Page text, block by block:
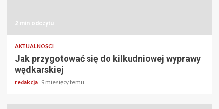
2 min odczytu
AKTUALNOŚCI
Jak przygotować się do kilkudniowej wyprawy
wędkarskiej
redakcja 9 miesięcy temu